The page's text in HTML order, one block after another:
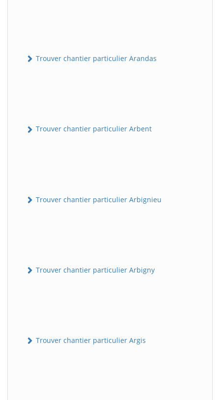
Trouver chantier particulier Arandas
Trouver chantier particulier Arbent
Trouver chantier particulier Arbignieu
Trouver chantier particulier Arbigny
Trouver chantier particulier Argis